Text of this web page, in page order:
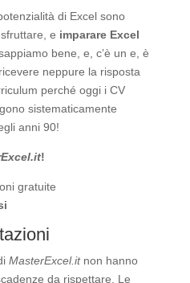
di Excel sono
e imparare Excel
bene, e, c’è un e, è
neppure la risposta
perché oggi i CV
sistematicamente
anni 90!
!
gratuite
MasterExcel.itnon hanno
da rispettare. Le